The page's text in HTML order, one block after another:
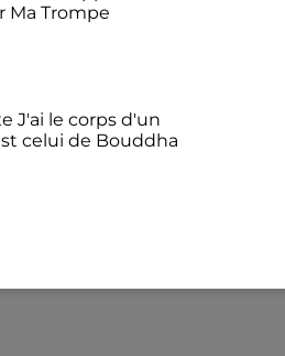
Ma Trompe
J'ai le corps d'un
celui de Bouddha